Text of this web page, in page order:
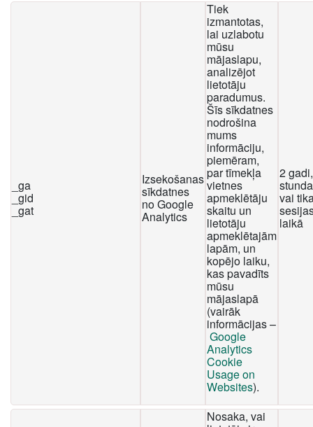
_ga
_gid
_gat
Izsekošanas
sīkdatnes
no Google
Analytics
Tiek
izmantotas,
lai uzlabotu
mūsu
mājaslapu,
analizējot
lietotāju
paradumus.
Šīs sīkdatnes
nodrošina
mums
informāciju,
piemēram,
par tīmekļa
vietnes
apmeklētāju
skaitu un
lietotāju
apmeklētajām
lapām, un
kopējo laiku,
kas pavadīts
mūsu
mājaslapā
(vairāk
informācijas –
Google
Analytics
Cookie
Usage on
Websites).
2
vai
laikā
Nosaka, vai